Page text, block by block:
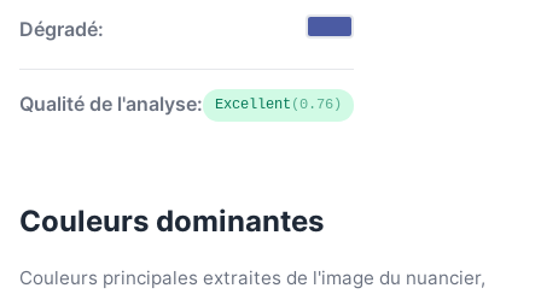
Dégradé:
Qualité de l'analyse: Excellent (0.76)
Couleurs dominantes
Couleurs principales extraites de l'image du nuancier,